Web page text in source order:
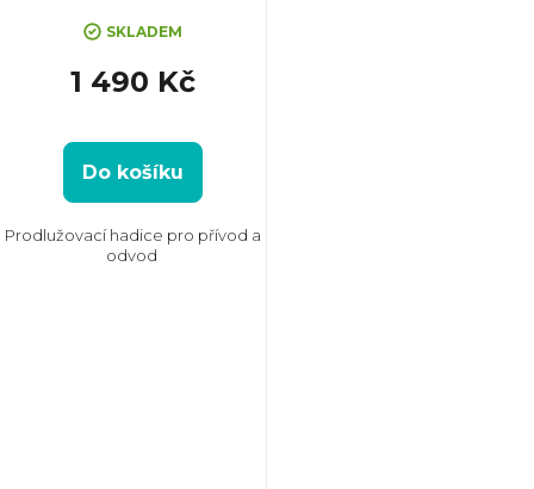
SKLADEM
1 490 Kč
Do košíku
Prodlužovací hadice pro přívod a
odvod